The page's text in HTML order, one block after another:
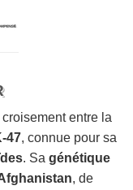
croisement entre la
47, connue pour sa
. Sa génétique
, de